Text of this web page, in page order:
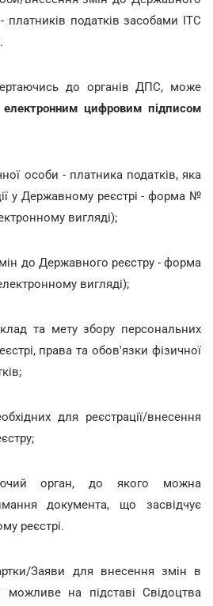
платників податків засобами ІТС
до органів ДПС, може
електронним цифровим підписом
особи - платника податків, яка
у Державному реєстрі - форма №
вигляді);
до Державного реєстру - форма
вигляді);
та мету збору персональних
права та обов'язки фізичної
для реєстрації/внесення
орган, до якого можна
документа, що засвідчує
реєстрі.
Заяви для внесення змін в
можливе на підставі Свідоцтва